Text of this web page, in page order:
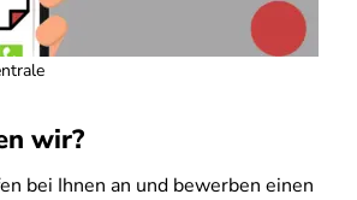
wir?
bei Ihnen an und bewerben einen